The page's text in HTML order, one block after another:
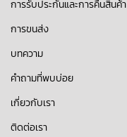
การรับประกันและการคืนสินค้า
การขนส่ง
บทความ
คำถามที่พบบ่อย
เกี่ยวกับเรา
ติดต่อเรา